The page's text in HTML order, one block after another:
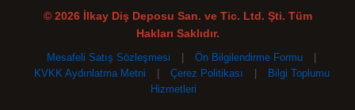
© 2026 İlkay Diş Deposu San. ve Tic. Ltd. Şti. Tüm
Hakları Saklıdır.
Mesafeli Satış Sözleşmesi Ön Bilgilendirme Formu
KVKK Aydınlatma Metni
Çerez Politikası
Bilgi Toplumu
Hizmetleri